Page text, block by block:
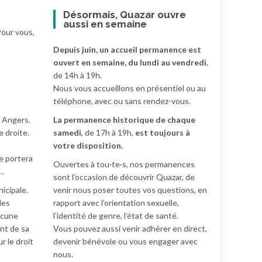
vous,
Angers.
droite.
portera
de sa
le droit
Désormais, Quazar ouvre
aussi en semaine
Depuis juin, un accueil permanence est
ouvert en semaine, du lundi au vendredi,
de 14h à 19h.
Nous vous accueillons en présentiel ou au
téléphone, avec ou sans rendez-vous.
La permanence historique de chaque
samedi, de 17h à 19h, est toujours à
votre disposition.
Ouvertes à tou·te·s, nos permanences
sont l’occasion de découvrir Quazar, de
venir nous poser toutes vos questions, en
rapport avec l’orientation sexuelle,
l’identité de genre, l’état de santé.
Vous pouvez aussi venir adhérer en direct,
devenir bénévole ou vous engager avec
nous.